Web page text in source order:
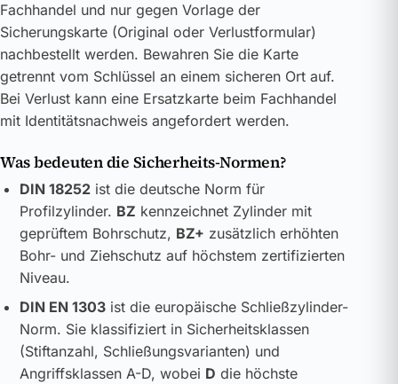
Fachhandel und nur gegen Vorlage der
Sicherungskarte (Original oder Verlustformular)
nachbestellt werden. Bewahren Sie die Karte
getrennt vom Schlüssel an einem sicheren Ort auf.
Bei Verlust kann eine Ersatzkarte beim Fachhandel
mit Identitätsnachweis angefordert werden.
Was bedeuten die Sicherheits-Normen?
DIN 18252ist die deutsche Norm für
Profilzylinder. BZ kennzeichnet Zylinder mit
geprüftem Bohrschutz, BZ+ zusätzlich erhöhten
Bohr- und Ziehschutz auf höchstem zertifizierten
Niveau.
DIN EN 1303ist die europäische Schließzylinder-
Norm. Sie klassifiziert in Sicherheitsklassen
(Stiftanzahl, Schließungsvarianten) und
Angriffsklassen A-D, wobei D die höchste